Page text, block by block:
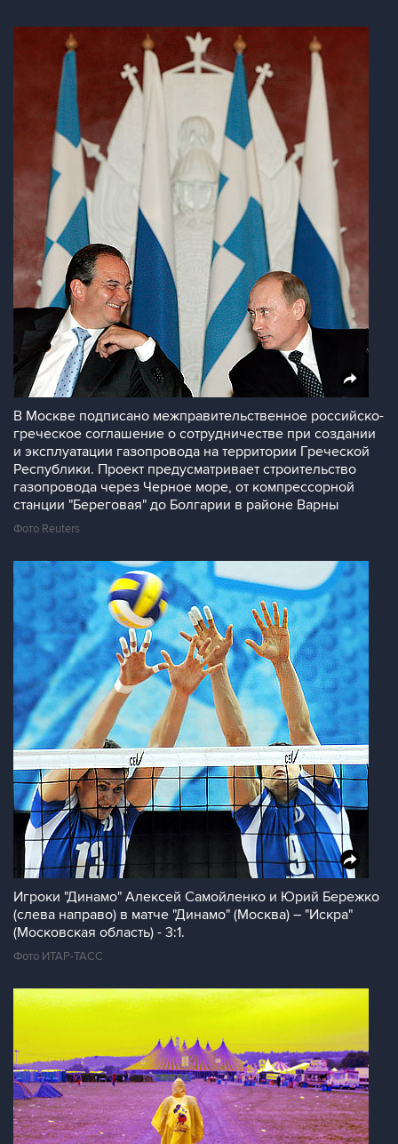
В Москве подписано межправительственное российско-
греческое соглашение о сотрудничестве при создании
и эксплуатации газопровода на территории Греческой
Республики. Проект предусматривает строительство
газопровода через Черное море, от компрессорной
станции "Береговая" до Болгарии в районе Варны
Фото Reuters
Игроки "Динамо" Алексей Самойленко и Юрий Бережко
(слева направо) в матче "Динамо" (Москва) – "Искра"
(Московская область) - 3:1.
Фото ИТАР-ТАСС